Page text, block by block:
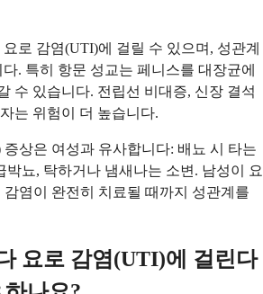
로 감염(UTI)에 걸릴 수 있으며, 성관계
. 특히 항문 성교는 페니스를 대장균에
수 있습니다. 전립선 비대증, 신장 결석
는 위험이 더 높습니다.
상은 여성과 유사합니다: 배뇨 시 타는
박뇨, 탁하거나 냄새나는 소변. 남성이 요
염이 완전히 치료될 때까지 성관계를
요로 감염(UTI)에 걸린다